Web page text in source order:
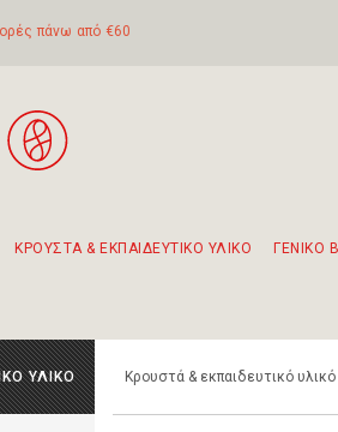
πάνω από €60
ΚΡΟΥΣΤΑ & ΕΚΠΑΙΔΕΥΤΙΚΟ ΥΛΙΚΟ ΓΕΝΙΚΟ
ΥΛΙΚΟ Κρουστά & εκπαιδευτικό υλικό